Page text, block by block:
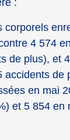
corporels
4 574
de plus), et
accidents de
en mai
et 5 854 en